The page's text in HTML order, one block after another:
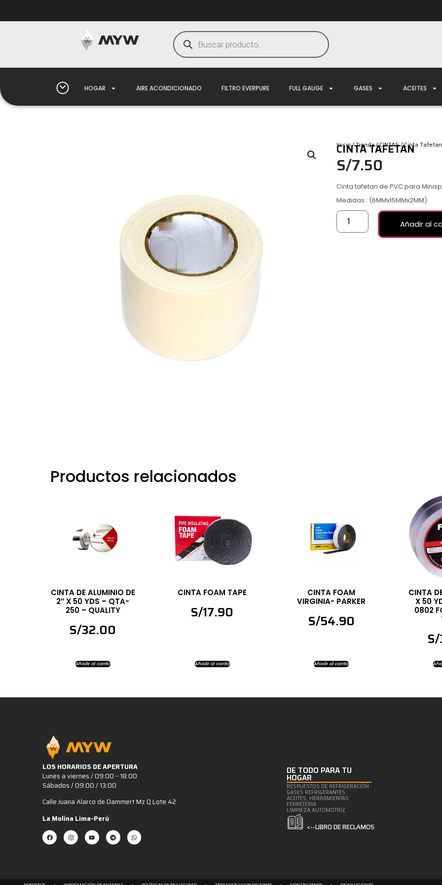
HOGAR AIRE ACONDICIONADO FILTRO EVERPURE FULL GAUGE GASES ACEITES
Inicio/Tienda/CINTAS/ Cinta Tafetan
CINTA TAFETAN
S/7.50
Cinta tafetan de PVC para
Medidas : (6MMx15MMx2MM)
Añadir al
Productos relacionados
CINTA DE ALUMINIO DE
2″ X 50 YDS – QTA-
250 – QUALITY
S/32.00
Añadir al carrito
CINTA FOAM TAPE
S/17.90
Añadir al carrito
CINTA FOAM
VIRGINIA- PARKER
S/54.90
Añadir al carrito
CINTA
X 50
0802
S/
LOS HORARIOS DE APERTURA
Lunes a viernes / 09:00 – 18:00
Sábados / 09:00 / 13:00
Calle Juana Alarco de Dammert Mz Q Lote 42
La Molina Lima-Perú
DE TODO PARA TU
HOGAR
RESPUESTOS DE REFRIGERACIÒN
GASES REFRIGERANTES
ACEITES, HERRAMIENTAS
FERRETERIA
LIMPIEZA AUTOMOTRIZ
<--LIBRO DE RECLAMOS